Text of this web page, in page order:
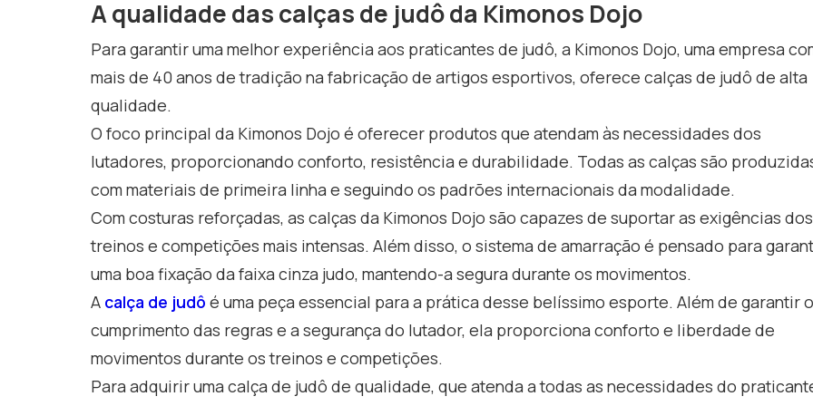
A qualidade das calças de judô da Kimonos Dojo
Para garantir uma melhor experiência aos praticantes de judô, a Kimonos Dojo, uma empresa
mais de 40 anos de tradição na fabricação de artigos esportivos, oferece calças de judô de alta
qualidade.
O foco principal da Kimonos Dojo é oferecer produtos que atendam às necessidades dos
lutadores, proporcionando conforto, resistência e durabilidade. Todas as calças são
com materiais de primeira linha e seguindo os padrões internacionais da modalidade.
Com costuras reforçadas, as calças da Kimonos Dojo são capazes de suportar as exigências dos
treinos e competições mais intensas. Além disso, o sistema de amarração é pensado para
uma boa fixação da faixa cinza judo, mantendo-a segura durante os movimentos.
A calça de judô é uma peça essencial para a prática desse belíssimo esporte. Além de garantir o
cumprimento das regras e a segurança do lutador, ela proporciona conforto e liberdade de
movimentos durante os treinos e competições.
Para adquirir uma calça de judô de qualidade, que atenda a todas as necessidades do